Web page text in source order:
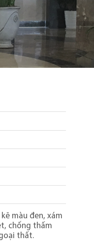
màu đen, xám
chống thấm
thất.